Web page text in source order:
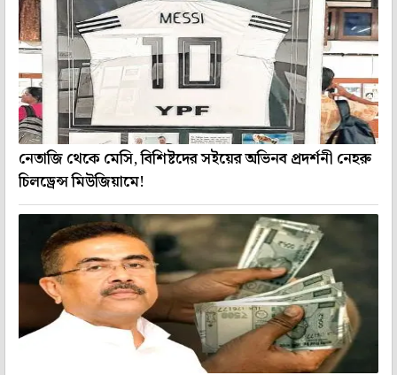
নেতাজি থেকে মেসি, বিশিষ্টদের সইয়ের অভিনব প্রদর্শনী নেহরু
চিলড্রেন্স মিউজিয়ামে!